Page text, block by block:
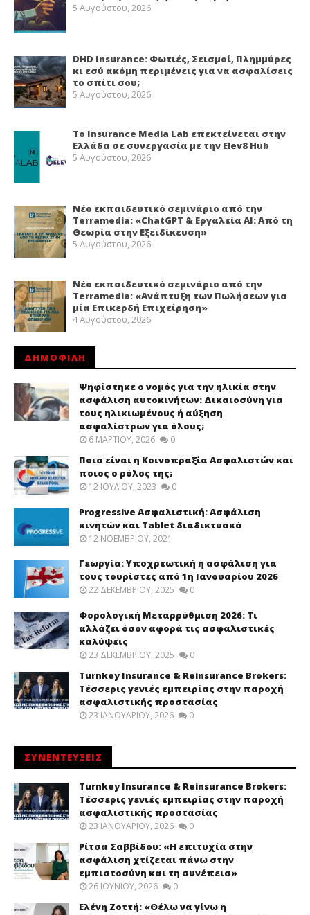
5 Αυγούστου, 2026
DHD Insurance: Φωτιές, Σεισμοί, Πλημμύρες
κι εσύ ακόμη περιμένεις για να ασφαλίσεις
το σπίτι σου;
5 Αυγούστου, 2026
Το Insurance Media Lab επεκτείνεται στην
Ελλάδα σε συνεργασία με την Elev8 Hub
5 Αυγούστου, 2026
Νέο εκπαιδευτικό σεμινάριο από την
Terramedia: «ChatGPT & Εργαλεία ΑΙ: Από τη
Θεωρία στην Εξειδίκευση»
5 Αυγούστου, 2026
Νέο εκπαιδευτικό σεμινάριο από την
Terramedia: «Ανάπτυξη των Πωλήσεων για
μία Επικερδή Επιχείρηση»
4 Αυγούστου, 2026
ΔΗΜΟΦΙΛΗ
Ψηφίστηκε ο νομός για την ηλικία στην
ασφάλιση αυτοκινήτων: Δικαιοσύνη για
τους ηλικιωμένους ή αύξηση
ασφαλίστρων για όλους;
6 ΜΑΡΤΊΟΥ, 2026 0
Ποια είναι η Κοινοπραξία Ασφαλιστών και
ποιος ο ρόλος της;
12 ΙΟΥΛΊΟΥ, 2023 0
Progressive Ασφαλιστική: Ασφάλιση
κινητών και Tablet διαδικτυακά
12 ΝΟΕΜΒΡΊΟΥ, 2021
Γεωργία: Υποχρεωτική η ασφάλιση για
τους τουρίστες από 1η Ιανουαρίου 2026
22 ΔΕΚΕΜΒΡΊΟΥ, 2025 0
Φορολογική Μεταρρύθμιση 2026: Τι
αλλάζει όσον αφορά τις ασφαλιστικές
καλύψεις
23 ΔΕΚΕΜΒΡΊΟΥ, 2025 0
Turnkey Insurance & Reinsurance Brokers:
Τέσσερις γενιές εμπειρίας στην παροχή
ασφαλιστικής προστασίας
23 ΙΑΝΟΥΑΡΊΟΥ, 2026 0
ΣΥΝΕΝΤΕΥΞΕΙΣ
Turnkey Insurance & Reinsurance Brokers:
Τέσσερις γενιές εμπειρίας στην παροχή
ασφαλιστικής προστασίας
23 ΙΑΝΟΥΑΡΊΟΥ, 2026 0
Ρίτσα Σαββίδου: «Η επιτυχία στην
ασφάλιση χτίζεται πάνω στην
εμπιστοσύνη και τη συνέπεια»
26 ΙΟΥΝΊΟΥ, 2026 0
Ελένη Ζοττή: «Θέλω να γίνω η